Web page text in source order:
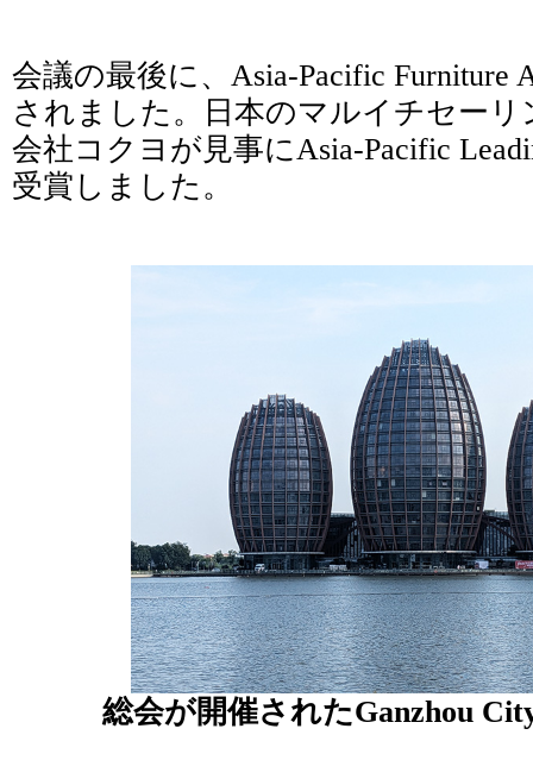
会議の最後に、Asia-Pacific Furniture
されました。日本のマルイチセーリ
会社コクヨが見事にAsia-Pacific
受賞しました。
総会が開催されたGanzhou